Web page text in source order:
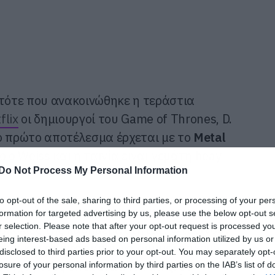
Do Not Process My Personal Information
opt-out of the sale, sharing to third parties, or processing of your
for targeted advertising by us, please use the below opt-out
selection. Please note that after your opt-out request is processed
interest-based ads based on personal information utilized by us
to third parties prior to your opt-out. You may separately
of your personal information by third parties on the IAB’s list of
που ανακοινώθηκε η τεράστια
οι δημιουργοί του Game of Thrones, D.
πρώτο αποτέλεσμα έρχεται με το Metal
Weiss και η ταινία είναι γεμάτη heay
που έχουν το metal στο αίμα τους αφού
της καθημερινότητας. Φτιάχνουν
και αποφασίζουν να συμμετάσχουν
τους είναι ένας. Να παίξουν